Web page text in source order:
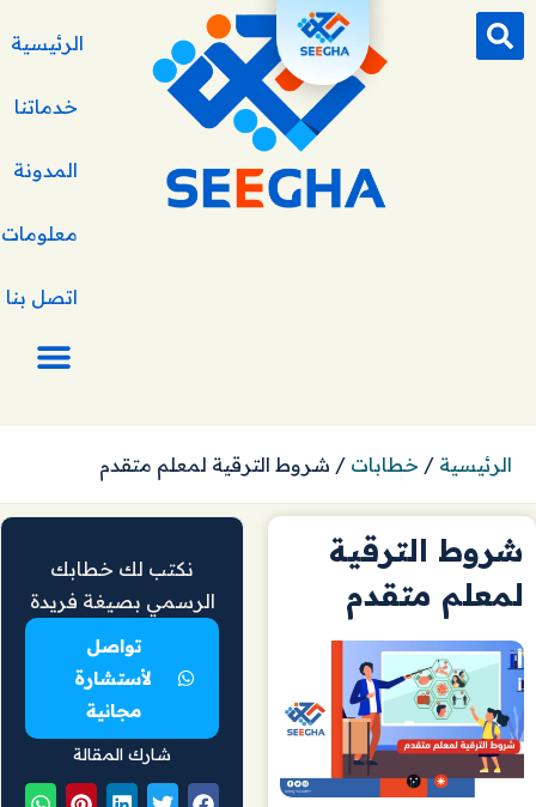
الرئيسية
خدماتنا
المدونة
معلومات
اتصل بنا
الرئيسية / خطابات / شروط الترقية لمعلم متقدم
شروط الترقية
لمعلم متقدم
نكتب لك خطابك
الرسمي بصيغة فريدة
تواصل
لأستشارة
مجانية
شارك المقالة